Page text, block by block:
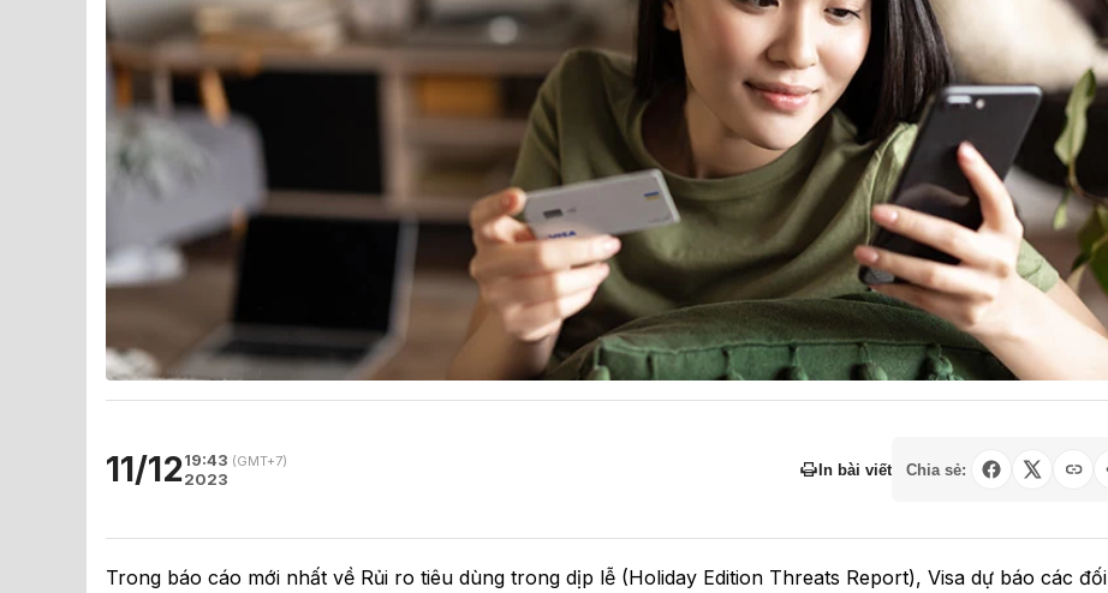
11/1219:43 (GMT+7)
2023 In bài viết Chia sẻ:
Trong báo cáo mới nhất về Rủi ro tiêu dùng trong dịp lễ (Holiday Edition Threats Report), Visa dự báo các đối